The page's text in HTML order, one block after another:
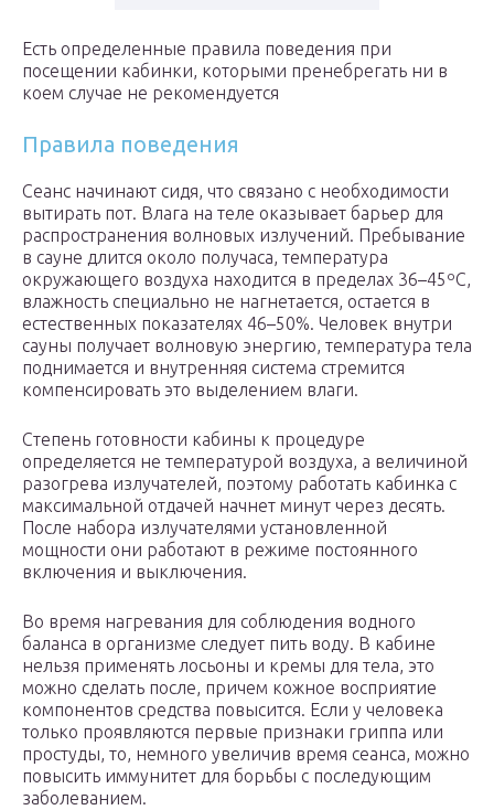
Есть определенные правила поведения при
посещении кабинки, которыми пренебрегать ни в
коем случае не рекомендуется
Правила поведения
Сеанс начинают сидя, что связано с необходимости
вытирать пот. Влага на теле оказывает барьер для
распространения волновых излучений. Пребывание
в сауне длится около получаса, температура
окружающего воздуха находится в пределах 36–45ºС,
влажность специально не нагнетается, остается в
естественных показателях 46–50%. Человек внутри
сауны получает волновую энергию, температура тела
поднимается и внутренняя система стремится
компенсировать это выделением влаги.
Степень готовности кабины к процедуре
определяется не температурой воздуха, а величиной
разогрева излучателей, поэтому работать кабинка с
максимальной отдачей начнет минут через десять.
После набора излучателями установленной
мощности они работают в режиме постоянного
включения и выключения.
Во время нагревания для соблюдения водного
баланса в организме следует пить воду. В кабине
нельзя применять лосьоны и кремы для тела, это
можно сделать после, причем кожное восприятие
компонентов средства повысится. Если у человека
только проявляются первые признаки гриппа или
простуды, то, немного увеличив время сеанса, можно
повысить иммунитет для борьбы с последующим
заболеванием.